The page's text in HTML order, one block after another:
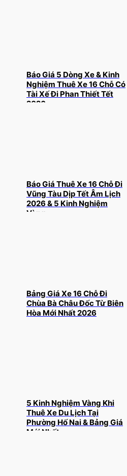
Báo Giá 5 Dòng Xe & Kinh
Nghiệm Thuê Xe 16 Chỗ Có
Tài Xế Đi Phan Thiết Tết
2026
Báo Giá Thuê Xe 16 Chỗ Đi
Vũng Tàu Dịp Tết Âm Lịch
2026 & 5 Kinh Nghiệm
Vàng
Bảng Giá Xe 16 Chỗ Đi
Chùa Bà Châu Đốc Từ Biên
Hòa Mới Nhất 2026
5 Kinh Nghiệm Vàng Khi
Thuê Xe Du Lịch Tại
Phường Hố Nai & Bảng Giá
Mới Nhất